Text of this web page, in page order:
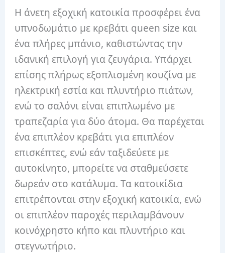
Η άνετη εξοχική κατοικία προσφέρει ένα
υπνοδωμάτιο με κρεβάτι queen size και
ένα πλήρες μπάνιο, καθιστώντας την
ιδανική επιλογή για ζευγάρια.Υπάρχει
επίσης πλήρως εξοπλισμένη κουζίνα με
ηλεκτρική εστία και πλυντήριο πιάτων,
ενώ το σαλόνι είναι επιπλωμένο με
τραπεζαρία για δύο άτομα. Θα παρέχεται
ένα επιπλέον κρεβάτι για επιπλέον
επισκέπτες, ενώ εάν ταξιδεύετε με
αυτοκίνητο, μπορείτε να σταθμεύσετε
δωρεάν στο κατάλυμα.Τα κατοικίδια
επιτρέπονται στην εξοχική κατοικία, ενώ
οι επιπλέον παροχές περιλαμβάνουν
κοινόχρηστο κήπο και πλυντήριο και
στεγνωτήριο.